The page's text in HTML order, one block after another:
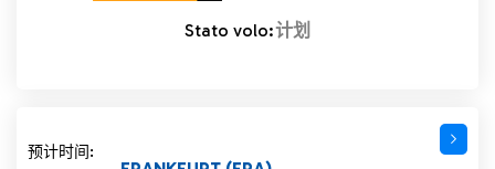
Stato volo:计划
预计时间: